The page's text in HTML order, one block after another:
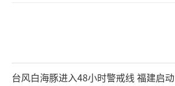
台风白海豚进入48小时警戒线 福建启动